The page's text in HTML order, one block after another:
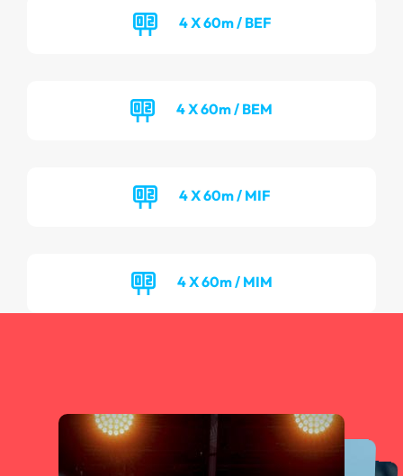
4 X 60m / BEF
4 X 60m / BEM
4 X 60m / MIF
4 X 60m / MIM